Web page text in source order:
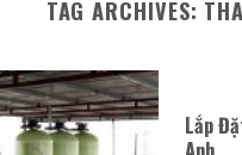
TAG ARCHIVES:
Lắp